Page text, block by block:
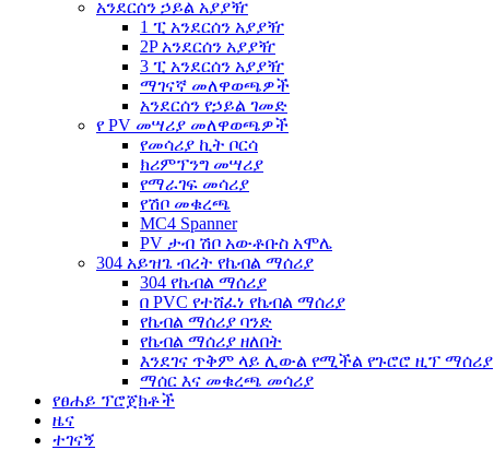
አንደርሰን ኃይል አያያዥ
1 ፒ አንደርሰን አያያዥ
2P አንደርሰን አያያዥ
3 ፒ አንደርሰን አያያዥ
ማገናኛ መለዋወጫዎች
አንደርሰን የኃይል ገመድ
የ PV መሣሪያ መለዋወጫዎች
የመሳሪያ ኪት ቦርሳ
ክሪምፕንግ መሣሪያ
የማራገፍ መሳሪያ
የሽቦ መቁረጫ
MC4 Spanner
PV ታብ ሽቦ አውቶቡስ አሞሌ
304 አይዝጌ ብረት የኬብል ማሰሪያ
304 የኬብል ማሰሪያ
በ PVC የተሸፈነ የኬብል ማሰሪያ
የኬብል ማሰሪያ ባንድ
የኬብል ማሰሪያ ዘለበት
እንደገና ጥቅም ላይ ሊውል የሚችል የጉሮሮ ዚፕ ማሰሪያ
ማሰር እና መቁረጫ መሳሪያ
የፀሐይ ፕሮጀክቶች
ዜና
ተገናኝ